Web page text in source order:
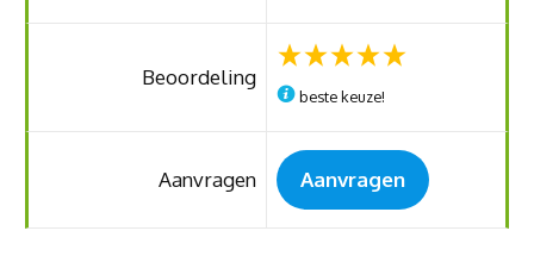
Beoordeling
beste keuze!
Aanvragen Aanvragen